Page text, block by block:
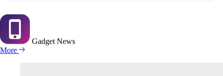
Gadget News
More